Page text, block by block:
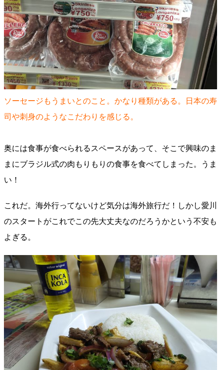
ソーセージもうまいとのこと。かなり種類がある。日本の寿
司や刺身のようなこだわりを感じる。
奥には食事が食べられるスペースがあって、そこで興味のま
まにブラジル式の肉もりもりの食事を食べてしまった。うま
い！
これだ。海外行ってないけど気分は海外旅行だ！しかし愛川
のスタートがこれでこの先大丈夫なのだろうかという不安も
よぎる。